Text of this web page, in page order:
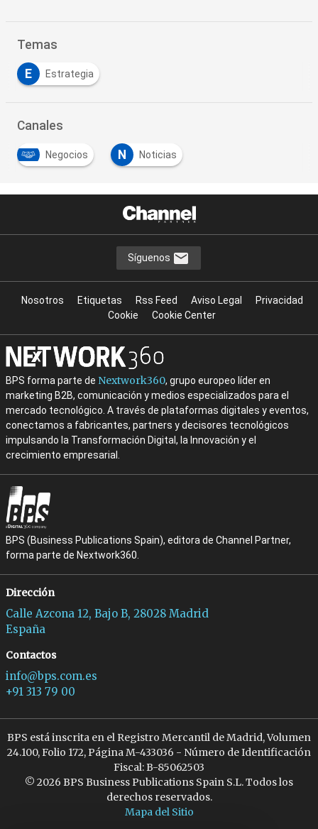
Temas
E Estrategia
Canales
Negocios N Noticias
Síguenos
Nosotros Etiquetas Rss Feed Aviso Legal
Privacidad
Cookie
Cookie Center
BPS forma parte de Nextwork360, grupo europeo líder en
marketing B2B, comunicación y medios especializados para el
mercado tecnológico. A través de plataformas digitales y eventos,
conectamos a fabricantes, partners y decisores tecnológicos
impulsando la Transformación Digital, la Innovación y el
crecimiento empresarial.
BPS (Business Publications Spain), editora de Channel Partner,
forma parte de Nextwork360.
Dirección
Calle Azcona 12, Bajo B, 28028 Madrid
España
Contactos
info@bps.com.es
+91 313 79 00
BPS está inscrita en el Registro Mercantil de Madrid, Volumen
24.100, Folio 172, Página M-433036 - Número de Identificación
Fiscal: B-85062503
© 2026 BPS Business Publications Spain S.L. Todos los
derechos reservados.
Mapa del Sitio